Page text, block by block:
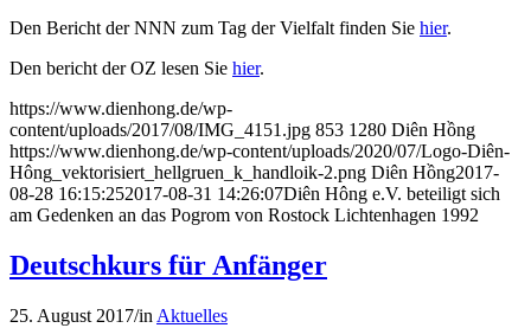
Den Bericht der NNN zum Tag der Vielfalt finden Sie hier.
Den bericht der OZ lesen Sie hier.
https://www.dienhong.de/wp-
content/uploads/2017/08/IMG_4151.jpg 853 1280 Diên Hồng
https://www.dienhong.de/wp-content/uploads/2020/07/Logo-Diên-
Hông_vektorisiert_hellgruen_k_handloik-2.png Diên Hồng2017-
08-28 16:15:252017-08-31 14:26:07Diên Hông e.V. beteiligt sich
am Gedenken an das Pogrom von Rostock Lichtenhagen 1992
Deutschkurs für Anfänger
25. August 2017/in Aktuelles